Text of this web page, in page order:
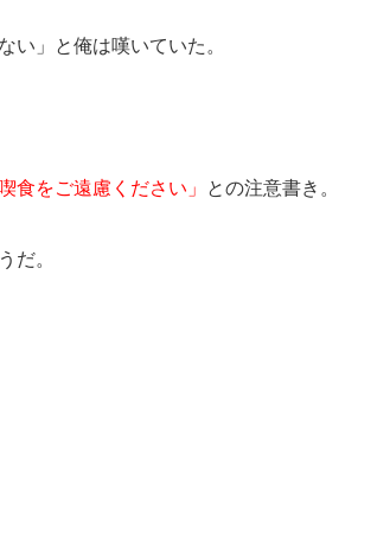
い」と俺は嘆いていた。
食をご遠慮ください」 との注意書き。
だ。